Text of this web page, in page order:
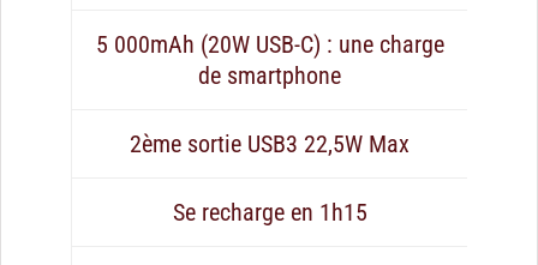
5 000mAh (20W USB-C) : une charge
de smartphone
2ème sortie USB3 22,5W Max
Se recharge en 1h15